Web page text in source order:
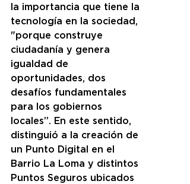
la importancia que tiene la
tecnología en la sociedad,
"porque construye
ciudadanía y genera
igualdad de
oportunidades, dos
desafíos fundamentales
para los gobiernos
locales”. En este sentido,
distinguió a la creación de
un Punto Digital en el
Barrio La Loma y distintos
Puntos Seguros ubicados